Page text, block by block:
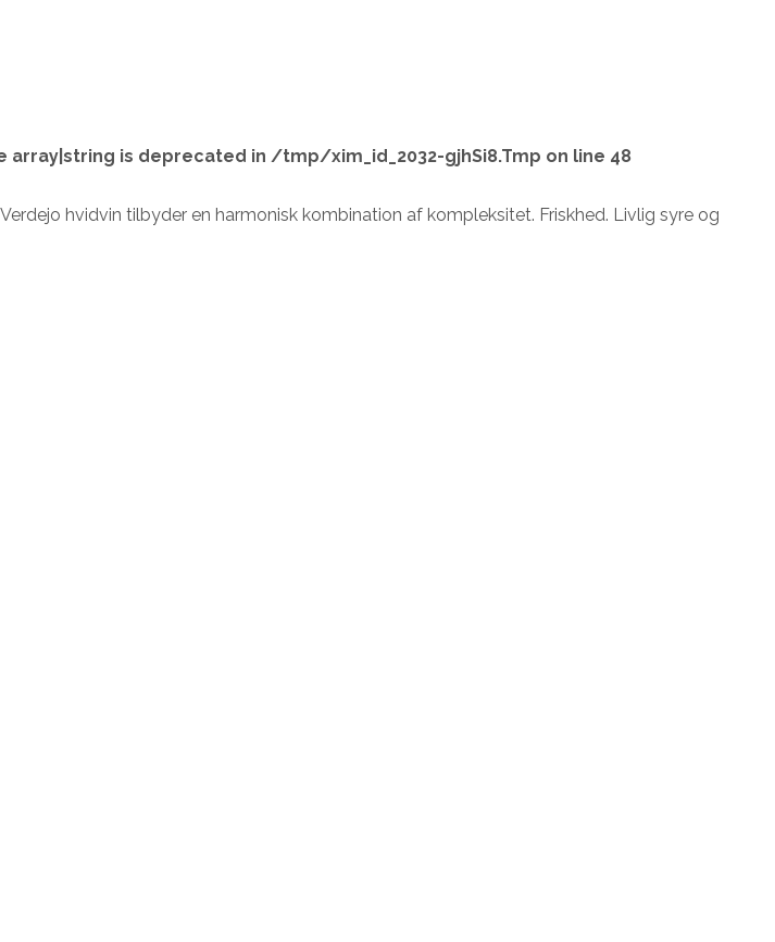
array|string is deprecated in /tmp/xim_id_2032-gjhSi8.Tmp on line 48
hvidvin tilbyder en harmonisk kombination af kompleksitet. Friskhed. Livlig syre og